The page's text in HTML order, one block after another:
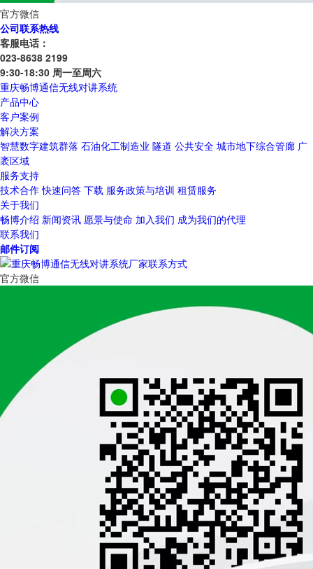
官方微信
公司联系热线
客服电话：
023-8638 2199
9:30-18:30 周一至周六
重庆畅博通信无线对讲系统
产品中心
客户案例
解决方案
智慧数字建筑群落 石油化工制造业 隧道 公共安全 城市地下综合管廊 广
袤区域
服务支持
技术合作 快速问答 下载 服务政策与培训 租赁服务
关于我们
畅博介绍 新闻资讯 愿景与使命 加入我们 成为我们的代理
联系我们
邮件订阅
官方微信